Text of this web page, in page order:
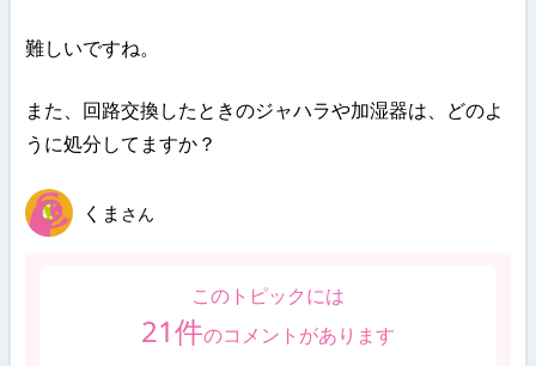
難しいですね。
また、回路交換したときのジャハラや加湿器は、どのよ
うに処分してますか？
くま さん
このトピックには
21件のコメントがあります